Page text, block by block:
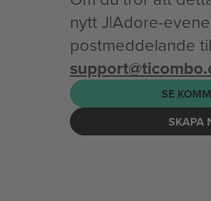
nytt J|Adore-
postmeddelande
SE
SKAPA